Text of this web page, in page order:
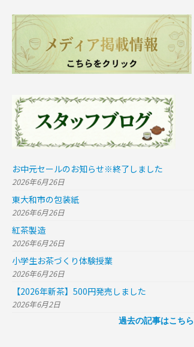
お中元セールのお知らせ※終了しました
2026年6月26日
東大和市の包装紙
2026年6月26日
紅茶製造
2026年6月26日
小学生お茶づくり体験授業
2026年6月26日
【2026年新茶】500円発売しました
2026年6月2日
過去の記事はこちら